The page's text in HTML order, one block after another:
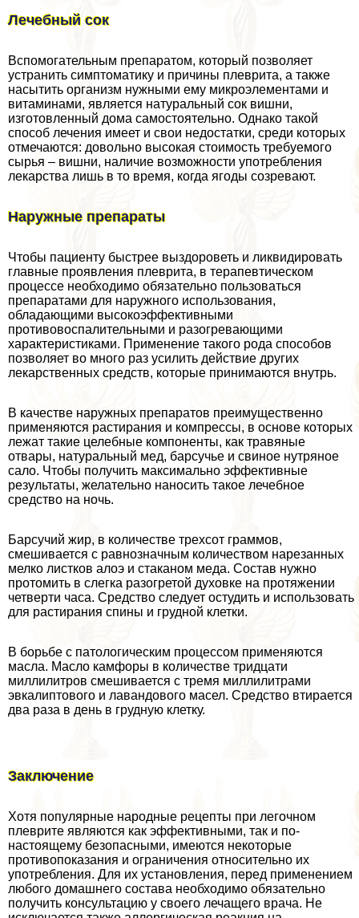
Лечебный сок
Вспомогательным препаратом, который позволяет
устранить симптоматику и причины плеврита, а также
насытить организм нужными ему микроэлементами и
витаминами, является натуральный сок вишни,
изготовленный дома самостоятельно. Однако такой
способ лечения имеет и свои недостатки, среди которых
отмечаются: довольно высокая стоимость требуемого
сырья – вишни, наличие возможности употрeбления
лекарства лишь в то время, когда ягоды созревают.
Наружные препараты
Чтобы пациенту быстрее выздороветь и ликвидировать
главные проявления плеврита, в терапевтическом
процессе необходимо обязательно пользоваться
препаратами для наружного использования,
обладающими высокоэффективными
противовоспалительными и разогревающими
хаpaктеристиками. Применение такого рода способов
позволяет во много раз усилить действие других
лекарственных средств, которые принимаются внутрь.
В качестве наружных препаратов преимущественно
применяются растирания и компрессы, в основе которых
лежат такие целебные компоненты, как травяные
отвары, натуральный мед, барсучье и свиное нутряное
сало. Чтобы получить максимально эффективные
результаты, желательно наносить такое лечебное
средство на ночь.
Барсучий жир, в количестве трехсот граммов,
смешивается с равнозначным количеством нарезанных
мелко листков алоэ и стаканом меда. Состав нужно
протомить в слегка разогретой духовке на протяжении
четверти часа. Средство следует остудить и использовать
для растирания спины и грудной клетки.
В борьбе с патологическим процессом применяются
масла. Масло камфоры в количестве тридцати
миллилитров смешивается с тремя миллилитрами
эвкалиптового и лавандового масел. Средство втирается
два раза в день в грудную клетку.
Заключение
Хотя популярные народные рецепты при легочном
плеврите являются как эффективными, так и по-
настоящему безопасными, имеются некоторые
противопоказания и ограничения относительно их
употрeбления. Для их установления, перед применением
любого домашнего состава необходимо обязательно
получить консультацию у своего лечащего врача. Не